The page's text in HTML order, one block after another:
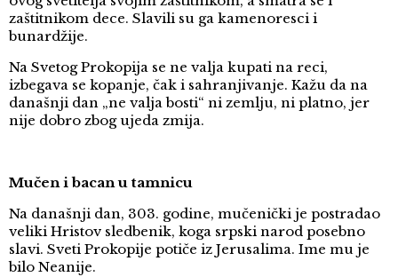
zaštitnikom dece. Slavili su ga kamenoresci i
bunardžije.
Na Svetog Prokopija se ne valja kupati na reci,
izbegava se kopanje, čak i sahranjivanje. Kažu da na
današnji dan „ne valja bosti“ ni zemlju, ni platno, jer
nije dobro zbog ujeda zmija.
Mučen i bacan u tamnicu
Na današnji dan, 303. godine, mučenički je postradao
veliki Hristov sledbenik, koga srpski narod posebno
slavi. Sveti Prokopije potiče iz Jerusalima. Ime mu je
bilo Neanije.